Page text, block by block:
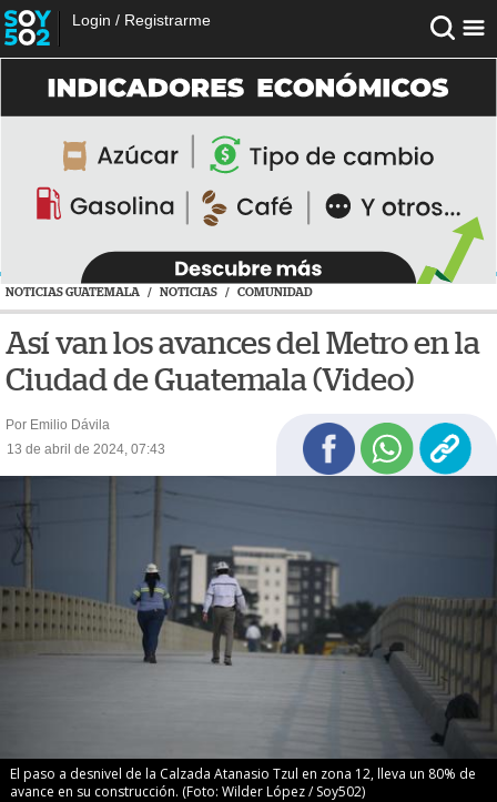
Login / Registrarme
NOTICIAS GUATEMALA / NOTICIAS / COMUNIDAD
Así van los avances del Metro en la
Ciudad de Guatemala (Video)
Por Emilio Dávila
13 de abril de 2024, 07:43
El paso a desnivel de la Calzada Atanasio Tzul en zona 12, lleva un 80% de
avance en su construcción. (Foto: Wilder López / Soy502)